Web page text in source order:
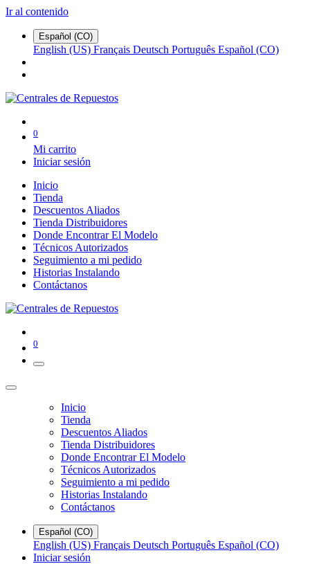
Ir al contenido
Español (CO)
English (US) Français Deutsch Português Español (CO)
0
Mi carrito
Iniciar sesión
Inicio
Tienda
Descuentos Aliados
Tienda Distribuidores
Donde Encontrar El Modelo
Técnicos Autorizados
Seguimiento a mi pedido
Historias Instalando
Contáctanos
0
Inicio
Tienda
Descuentos Aliados
Tienda Distribuidores
Donde Encontrar El Modelo
Técnicos Autorizados
Seguimiento a mi pedido
Historias Instalando
Contáctanos
Español (CO)
English (US) Français Deutsch Português Español (CO)
Iniciar sesión